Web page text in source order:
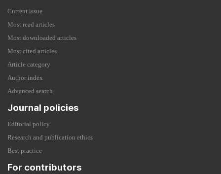
Current issue
Most read articles
Most downloaded articles
Most cited articles
Article category
Author index
Advanced search
Journal policies
Editorial policy
Research and publication ethics
Best practice
For contributors